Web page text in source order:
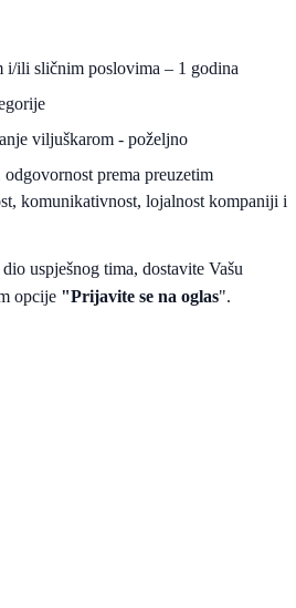
i/ili sličnim poslovima – 1 godina
viljuškarom - poželjno
prema preuzetim
komunikativnost, lojalnost kompaniji i
uspješnog tima, dostavite Vašu
opcije "Prijavite se na oglas".